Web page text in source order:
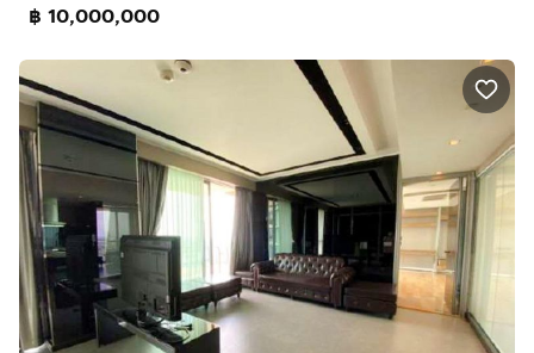
฿ 10,000,000